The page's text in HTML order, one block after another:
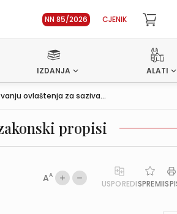
NN 85/2026 CJENIK
IZDANJA ALATI
ovlaštenja za saziva...
propisi
AA
USPOREDISPREMI